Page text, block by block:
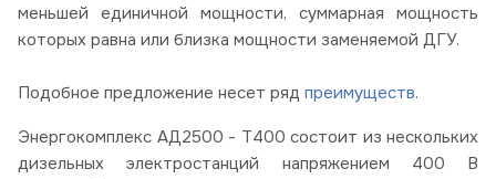
меньшей единичной мощности, суммарная мощность
которых равна или близка мощности заменяемой ДГУ.
Подобное предложение несет ряд преимуществ.
Энергокомплекс АД2500 - Т400 состоит из нескольких
дизельных электростанций напряжением 400 В